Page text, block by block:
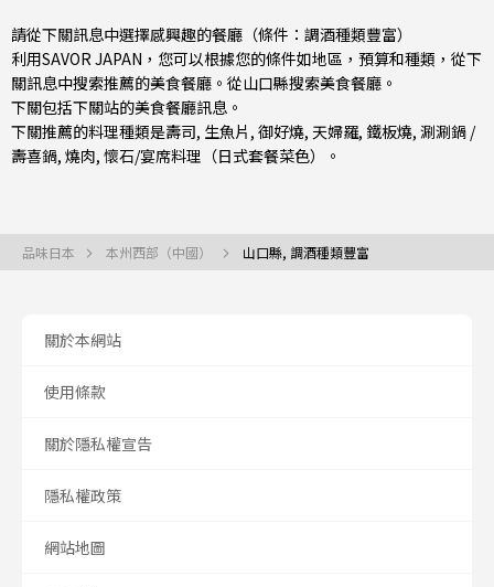
請從下關訊息中選擇感興趣的餐廳（條件：調酒種類豐富）
利用SAVOR JAPAN，您可以根據您的條件如地區，預算和種類，從下
關訊息中搜索推薦的美食餐廳。從山口縣搜索美食餐廳。
下關包括下關站的美食餐廳訊息。
下關推薦的料理種類是壽司, 生魚片 , 御好燒, 天婦羅, 鐵板燒, 涮涮鍋 /
壽喜鍋, 燒肉, 懷石/宴席料理（日式套餐菜色） 。
品味日本 本州西部（中國） 山口縣, 調酒種類豐富
關於本網站
使用條款
關於隱私權宣告
隱私權政策
網站地圖